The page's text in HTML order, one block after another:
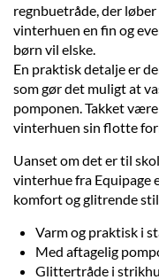
regnbuetråde, der
vinterhuen en fin og
børn vil elske.
En praktisk detalje er
som gør det muligt at
pomponen. Takket
vinterhuen sin flotte
Uanset om det er til
vinterhue fra Equipage
komfort og glitrende
Varm og praktisk i
Med aftagelig
Glittertråde i